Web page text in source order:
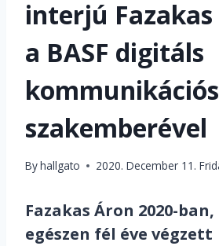
interjú
a BASF digitáls
kommunikációs
szakemberével
Byhallgato 2020. December 11.
Fazakas Áron 2020-
egészen fél éve végzett